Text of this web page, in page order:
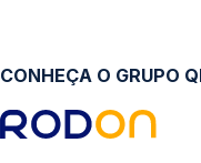
CONHEÇA O GRUPO